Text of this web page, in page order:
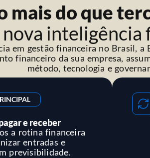
mais do que
nova inteligência
em gestão financeira no Brasil, a
financeiro da sua empresa,
método, tecnologia e
e receber
a rotina financeira
entradas e
previsibilidade.